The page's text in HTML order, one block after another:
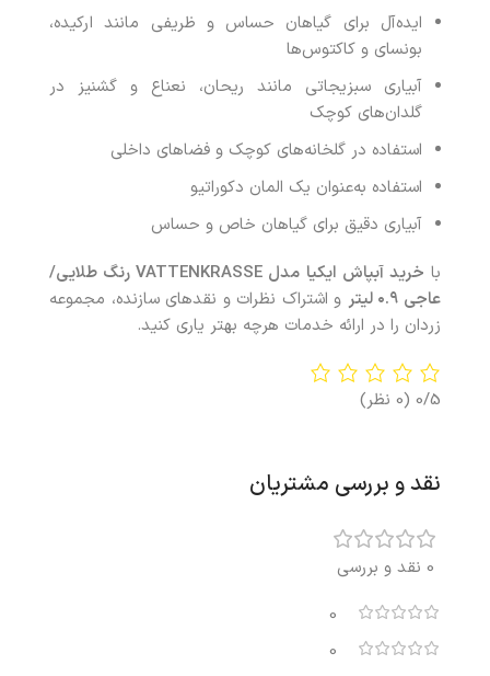
ایده‌آل برای گیاهان حساس و ظریفی مانند ارکیده،
بونسای و کاکتوس‌ها
آبیاری سبزیجاتی مانند ریحان، نعناع و گشنیز در
گلدان‌های کوچک
استفاده در گلخانه‌های کوچک و فضاهای داخلی
استفاده به‌عنوان یک المان دکوراتیو
آبیاری دقیق برای گیاهان خاص و حساس
با خرید آبپاش ایکیا مدل VATTENKRASSEرنگ طلایی/
عاجی ۰.۹ لیتر
و اشتراک نظرات و نقدهای سازنده، مجموعه
زردان را در ارائه خدمات هرچه بهتر یاری کنید.
0/5 (0 نظر)
نقد و بررسی مشتریان
0 نقد و بررسی
0
0